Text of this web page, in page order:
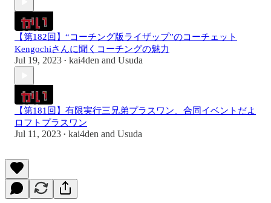
【第182回】“コーチング版ライザップ”のコーチェット
Kengochiさんに聞くコーチングの魅力
Jul 19, 2023 • kai4den and Usuda
【第181回】有限実行三兄弟プラスワン、合同イベントだよ
ロフトプラスワン
Jul 11, 2023 • kai4den and Usuda